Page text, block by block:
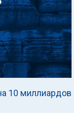
10 миллиардов